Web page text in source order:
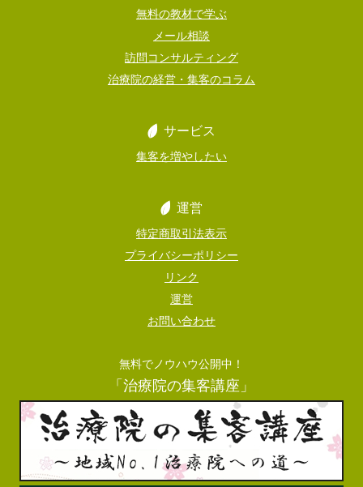
無料の教材で学ぶ
メール相談
訪問コンサルティング
治療院の経営・集客のコラム
サービス
集客を増やしたい
運営
特定商取引法表示
プライバシーポリシー
リンク
運営
お問い合わせ